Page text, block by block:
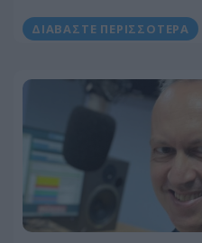
ΔΙΑΒΆΣΤΕ ΠΕΡΙΣΣΌΤΕΡΑ